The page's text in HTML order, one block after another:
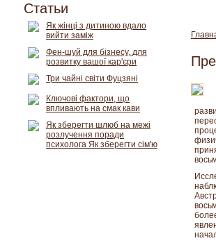
Статьи
Як жінці з дитиною вдало
вийти заміж
Фен-шуй для бізнесу, для
розвитку вашої кар'єри
Три чайні світи Фуцзяні
Ключові фактори, що
впливають на смак кави
Як зберегти шлюб на межі
розлучення поради
психолога Як зберегти сім'ю